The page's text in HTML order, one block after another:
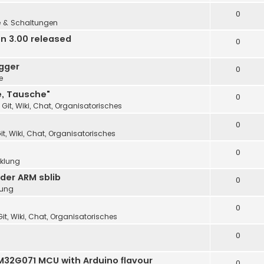
& Schaltungen
0
3.00 released 0
0
Tausche"
Git, Wiki, Chat, Organisatorisches
0
Wiki, Chat, Organisatorisches
0
0
ARM sblib 0
Wiki, Chat, Organisatorisches
0
0
MCU with Arduino flavour